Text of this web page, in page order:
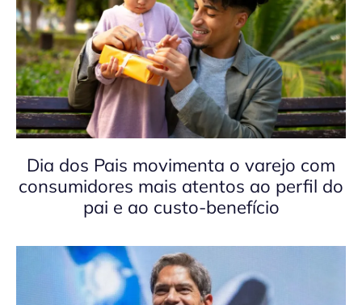
Dia dos Pais movimenta o varejo com
consumidores mais atentos ao perfil do
pai e ao custo-benefício